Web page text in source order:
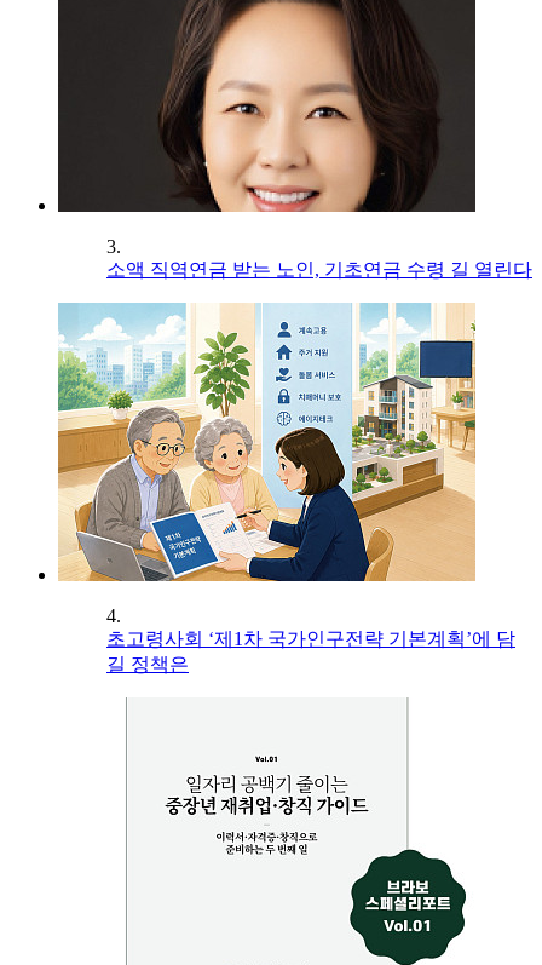
3.
소액 직역연금 받는 노인, 기초연금 수령 길 열린다
4.
초고령사회 ‘제1차 국가인구전략 기본계획’에 담
길 정책은